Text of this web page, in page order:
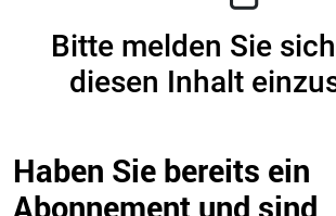
Bitte melden Sie
diesen Inhalt
Haben Sie bereits ein
Abonnement und sind